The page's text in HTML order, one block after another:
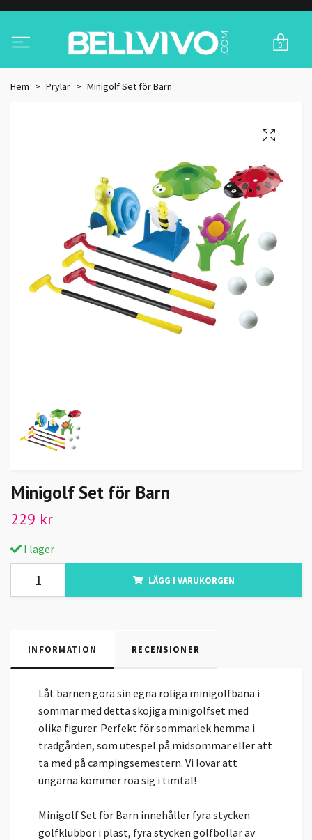
0
Hem Prylar Minigolf Set för Barn
Minigolf Set för Barn
229 kr
I lager
LÄGG I VARUKORGEN
INFORMATION RECENSIONER
Låt barnen göra sin egna roliga minigolfbana i
sommar med detta skojiga minigolfset med
olika figurer. Perfekt för sommarlek hemma i
trädgården, som utespel på midsommar eller att
ta med på campingsemestern. Vi lovar att
ungarna kommer roa sig i timtal!
Minigolf Set för Barn innehåller fyra stycken
golfklubbor i plast, fyra stycken golfbollar av